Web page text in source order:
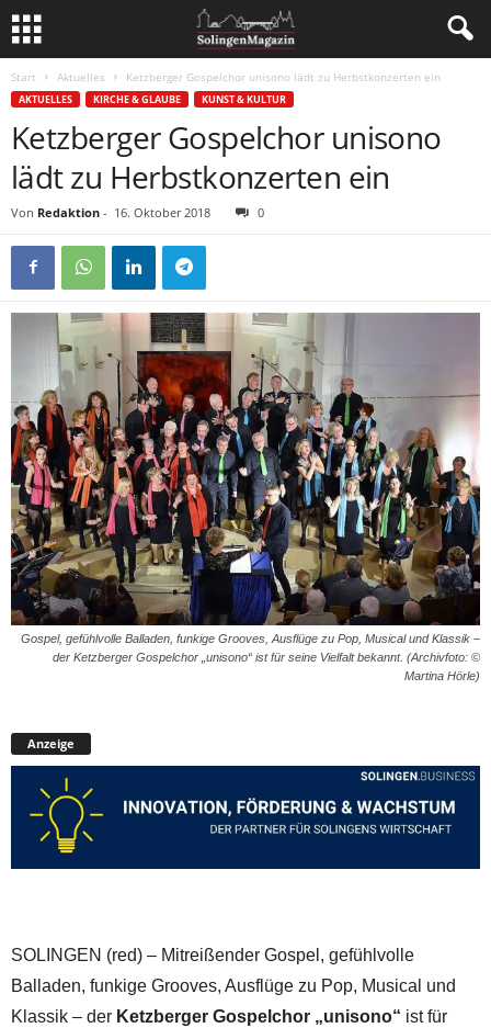
Start Aktuelles Ketzberger Gospelchor unisono lädt zu Herbstkonzerten ein
AKTUELLES KIRCHE & GLAUBE KUNST & KULTUR
Ketzberger Gospelchor unisono
lädt zu Herbstkonzerten ein
Von Redaktion - 16. Oktober 2018 0
Gospel, gefühlvolle Balladen, funkige Grooves, Ausflüge zu Pop, Musical und Klassik –
der Ketzberger Gospelchor „unisono“ ist für seine Vielfalt bekannt. (Archivfoto: ©
Martina Hörle)
Anzeige
SOLINGEN (red) – Mitreißender Gospel, gefühlvolle
Balladen, funkige Grooves, Ausflüge zu Pop, Musical und
Klassik – der Ketzberger Gospelchor „unisono“ ist für